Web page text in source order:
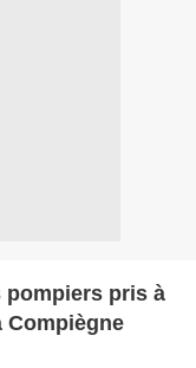
pompiers pris à
Compiègne